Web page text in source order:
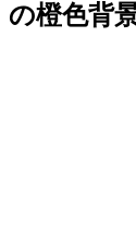
の橙色背